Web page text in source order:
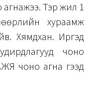
Тэр жил 1
хураамж
Хямдхан. Иргэд
чоно
чоно агна гээд